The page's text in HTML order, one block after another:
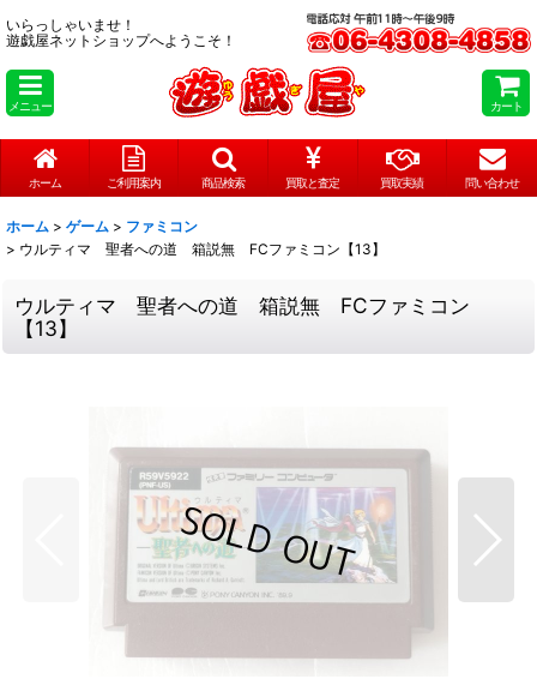
いらっしゃいませ！
遊戯屋ネットショップへようこそ！
メニュー カート
ホーム ご利用案内 商品検索 買取と査定 買取実績 問い合わせ
ホーム > ゲーム > ファミコン
> ウルティマ 聖者への道 箱説無 FCファミコン【13】
ウルティマ 聖者への道 箱説無 FCファミコン
【13】